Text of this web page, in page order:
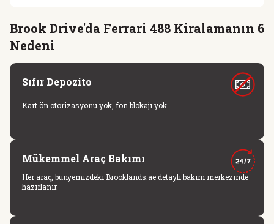
Brook Drive'da Ferrari 488 Kiralamanın 6
Nedeni
Sıfır Depozito
Kart ön otorizasyonu yok, fon blokajı yok.
Mükemmel Araç Bakımı
Her araç, bünyemizdeki Brooklands.ae detaylı bakım merkezinde
hazırlanır.